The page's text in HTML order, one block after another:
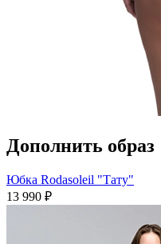
Дополнить образ
Юбка Rodasoleil "Тату"
13 990 ₽